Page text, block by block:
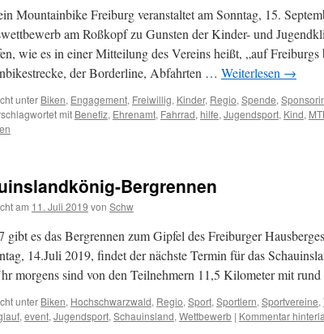
Mountainbike Freiburg veranstaltet am Sonntag, 15.
am Roßkopf zu Gunsten der Kinder- und
wie es in einer Mitteilung des Vereins heißt, „auf Freiburgs
der Borderline, Abfahrten … Weiterlesen →
unter Biken, Engagement, Freiwillig, Kinder, Regio, Spende,
mit Benefiz, Ehrenamt, Fahrrad, hilfe, Jugendsport, Kind,
Bergrennen
am 11. Juli 2019 von Schw
gibt es das Bergrennen zum Gipfel des Freiburger
14.Juli 2019, findet der nächste Termin für das
morgens sind von den Teilnehmern 11,5 Kilometer mit
unter Biken, Hochschwarzwald, Regio, Sport, Sportlern, Sportvereine,
, event, Jugendsport, Schauinsland, Wettbewerb | Kommentar